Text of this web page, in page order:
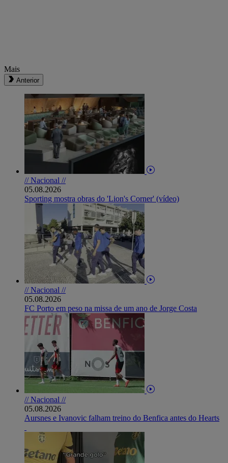
Mais
Anterior
// Nacional //
05.08.2026
Sporting mostra obras do 'Lion's Corner' (vídeo)
// Nacional //
05.08.2026
FC Porto em peso na missa de um ano de Jorge Costa
// Nacional //
05.08.2026
Aursnes e Ivanovic falham treino do Benfica antes do Hearts